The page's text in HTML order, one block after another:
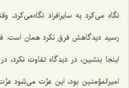
نگاه می‌كرد به سایرافراد
رسید دیدگاهش فرق نكرد همان است.
اینجا بنشین، در دیدگاه تفاوت نكرد،
امیرالمؤمنین بود، این عزّت می‌شود